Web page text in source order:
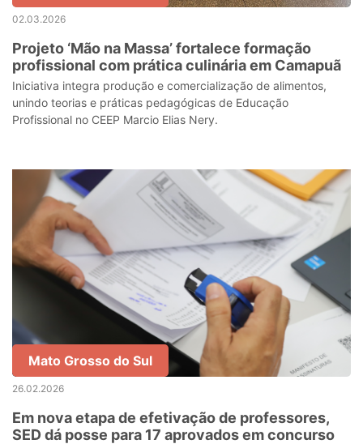
02.03.2026
Projeto ‘Mão na Massa’ fortalece formação
profissional com prática culinária em Camapuã
Iniciativa integra produção e comercialização de alimentos,
unindo teorias e práticas pedagógicas de Educação
Profissional no CEEP Marcio Elias Nery.
Mato Grosso do Sul
26.02.2026
Em nova etapa de efetivação de professores,
SED dá posse para 17 aprovados em concurso